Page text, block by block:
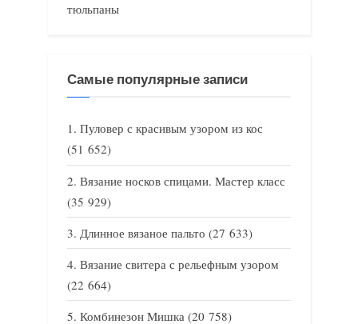
тюльпаны
Самые популярные записи
Пуловер с красивым узором из кос
(51 652)
Вязание носков спицами. Мастер класс
(35 929)
Длинное вязаное пальто (27 633)
Вязание свитера с рельефным узором
(22 664)
Комбинезон Мишка (20 758)